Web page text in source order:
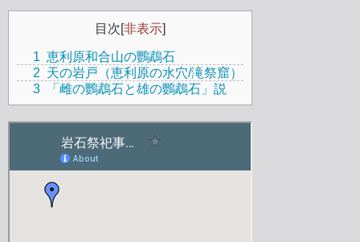
目次[非表示]
1 恵利原和合山の鸚鵡石
2 天の岩戸（恵利原の水穴/滝祭窟）
3
「雌の鸚鵡石と雄の鸚鵡石」説